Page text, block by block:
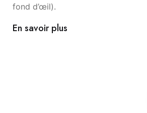
fond d’œil).
En savoir plus